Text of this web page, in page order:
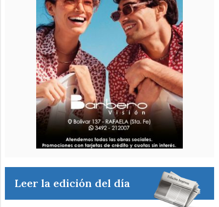
Leer la edición del día